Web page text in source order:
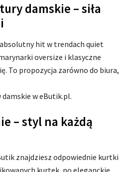
damskie – siła
hit w trendach quiet
oversize i klasyczne
To propozycja zarówno do biura,
w eButik.pl.
– styl na każdą
znajdziesz odpowiednie kurtki
kurtek, po eleganckie